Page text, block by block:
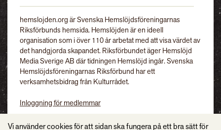
hemslojden.org är Svenska Hemslöjdsföreningarnas
Riksförbunds hemsida. Hemslöjden är en ideell
organisation som i över 110 år arbetat med att visa värdet av
det handgjorda skapandet. Riksförbundet äger Hemslöjd
Media Sverige AB där tidningen Hemslöjd ingår. Svenska
Hemslöjdsföreningarnas Riksförbund har ett
verksamhetsbidrag från Kulturrådet.
Inloggning för medlemmar
Vi använder cookies för att sidan ska fungera på ett bra sätt för